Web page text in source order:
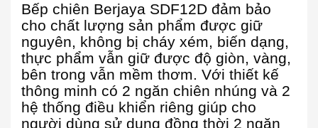
Bếp chiên Berjaya SDF12D đảm bảo
cho chất lượng sản phẩm được giữ
nguyên, không bị cháy xém, biến dạng,
thực phẩm vẫn giữ được độ giòn, vàng,
bên trong vẫn mềm thơm. Với thiết kế
thông minh có 2 ngăn chiên nhúng và 2
hệ thống điều khiển riêng giúp cho
người dùng sử dụng đồng thời 2 ngăn